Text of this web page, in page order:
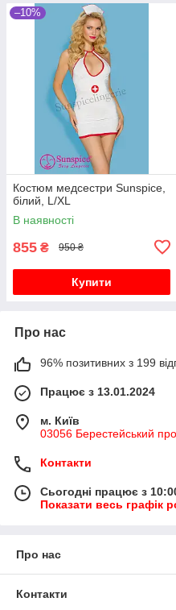
–10%
Костюм медсестри Sunspice,
білий, L/XL
В наявності
855 ₴ 950 ₴
Купити
Про нас
96% позитивних з 199
Працює з 13.01.2024
м. Київ
03056 Берестейський
Контакти
Сьогодні працює з
Показати весь графік
Про нас
Контакти